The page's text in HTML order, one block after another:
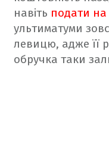
навіть подати на
ультиматуми
левицю, адже її
обручка таки